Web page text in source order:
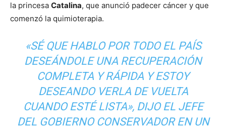
la princesa Catalina, que anunció padecer cáncer y que
comenzó la quimioterapia.
«SÉ QUE HABLO POR TODO EL PAÍS
DESEÁNDOLE UNA RECUPERACIÓN
COMPLETA Y RÁPIDA Y ESTOY
DESEANDO VERLA DE VUELTA
CUANDO ESTÉ LISTA», DIJO EL JEFE
DEL GOBIERNO CONSERVADOR EN UN